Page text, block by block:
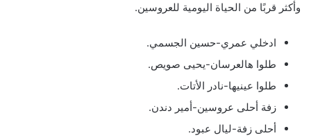
وأكثر قربًا من الحياة اليومية للعروسين.
ادخلي عمري-حسين الجسمي.
طلوا هالعرسان-يحيى صويص.
طلوا عينيها-نادر الأتات.
زفة أحلى عروسين-أمير دندن.
أحلى زفة-ليال عبود.